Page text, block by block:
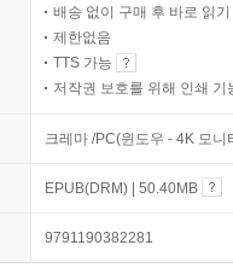
배송 없이 구매 후 바로 읽기
제한없음
TTS 가능
저작권 보호를 위해 인쇄 기
크레마 /PC(윈도우 - 4K 모
EPUB(DRM) | 50.40MB
9791190382281